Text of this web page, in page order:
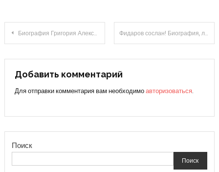
Навигация
по
записям
Биография Григория Александровича Потемкина — выдающаяся фигура и великие достижения в истории России Фидаров сослан! Биография, личная жизнь и загадки политической карьеры главного оппозиционера
Добавить комментарий
Для отправки комментария вам необходимоавторизоваться.
Поиск
Поиск